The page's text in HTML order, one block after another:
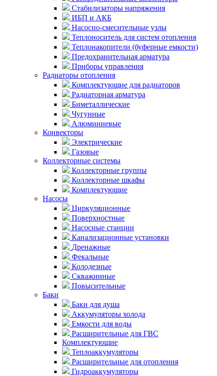
Стабилизаторы напряжения
ИБП и АКБ
Насосно-смесительные узлы
Теплоноситель для систем отопления
Теплонакопители (буферные емкости)
Предохранительная арматура
Приборы управления
Радиаторы отопления
Комплектующие для радиаторов
Радиаторная арматура
Биметаллические
Чугунные
Алюминиевые
Конвекторы
Электрические
Газовые
Коллекторные системы
Коллекторные группы
Коллекторные шкафы
Комплектующие
Насосы
Циркуляционные
Поверхностные
Насосные станции
Канализационные установки
Дренажные
Фекальные
Колодезные
Скважинные
Повысительные
Баки
Баки для душа
Аккумуляторы холода
Емкости для воды
Расширительные для ГВС
Комплектующие
Теплоаккумуляторы
Расширительные для отопления
Гидроаккумуляторы